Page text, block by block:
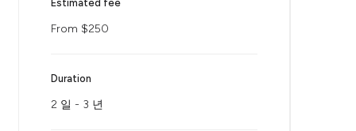
Estimated fee
From $250
Duration
2 일 - 3 년